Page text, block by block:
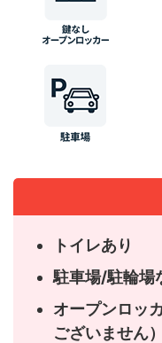
トイレあり
駐車場/駐輪場
オープンロッ
ございません）